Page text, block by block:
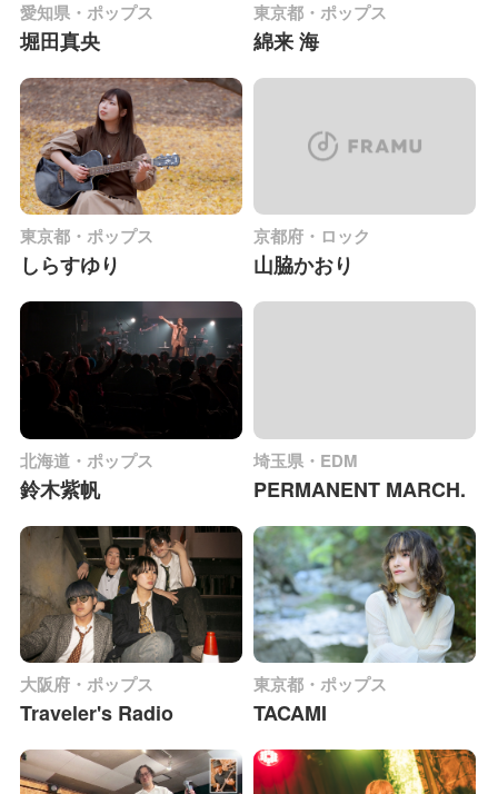
愛知県・ポップス
堀田真央
東京都・ポップス
綿来 海
東京都・ポップス
しらすゆり
京都府・ロック
山脇かおり
北海道・ポップス
鈴木紫帆
埼玉県・EDM
PERMANENT MARCH.
大阪府・ポップス
Traveler's Radio
東京都・ポップス
TACAMI